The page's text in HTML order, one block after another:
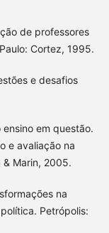
de professores
Cortez, 1995.
e desafios
ensino em questão.
e avaliação na
Marin, 2005.
na
Petrópolis: